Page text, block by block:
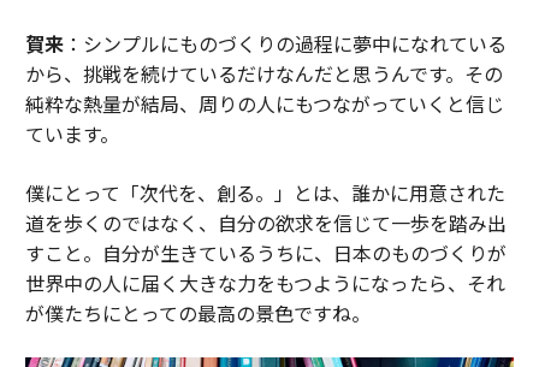
賀来：シンプルにものづくりの過程に夢中になれている
から、挑戦を続けているだけなんだと思うんです。その
純粋な熱量が結局、周りの人にもつながっていくと信じ
ています。
僕にとって「次代を、創る。」とは、誰かに用意された
道を歩くのではなく、自分の欲求を信じて一歩を踏み出
すこと。自分が生きているうちに、日本のものづくりが
世界中の人に届く大きな力をもつようになったら、それ
が僕たちにとっての最高の景色ですね。